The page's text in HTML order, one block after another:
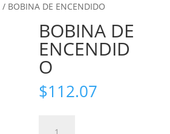
/ BOBINA DE ENCENDIDO
BOBINA DE
ENCENDID
O
$112.07